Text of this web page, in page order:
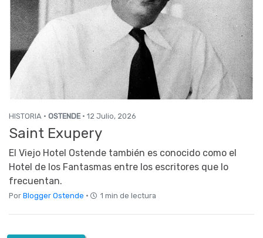
HISTORIA · OSTENDE· 12 Julio, 2026
Saint Exupery
El Viejo Hotel Ostende también es conocido como el
Hotel de los Fantasmas entre los escritores que lo
frecuentan.
Por Blogger Ostende · 1 min de lectura